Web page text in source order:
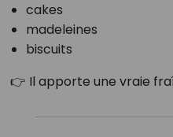
cakes
madeleines
biscuits
👉 Il apporte une vraie